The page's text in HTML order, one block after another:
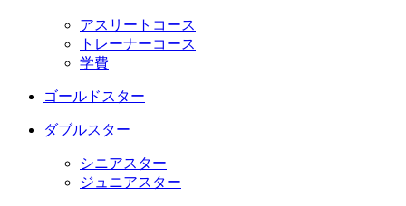
アスリートコース
トレーナーコース
学費
ゴールドスター
ダブルスター
シニアスター
ジュニアスター